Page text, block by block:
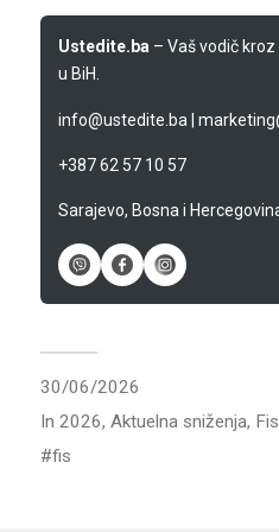
Ustedite.ba – Vaš vodič
u BiH.
info@ustedite.ba |
+387 62 57 10 57
Sarajevo, Bosna i
30/06/2026
In 2026, Aktuelna sniženja, Fis
fis